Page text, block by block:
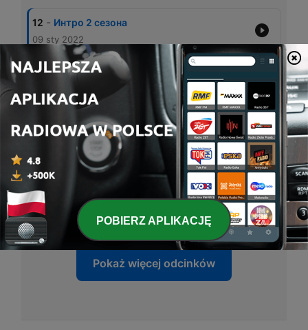
12 - Интро 2 сезона
09 sty 2022
11 - Глава 9. Конец 1 сезона
Глава 8. Чарли, Дамир
23 gru 2020
9 Глава 7. Клос, Леон, Олег
23 lis 2020
8 - Глава 6. Я
15 lis 2020
Pokaż więcej odcinków
POBIERZ APLIKACJĘ